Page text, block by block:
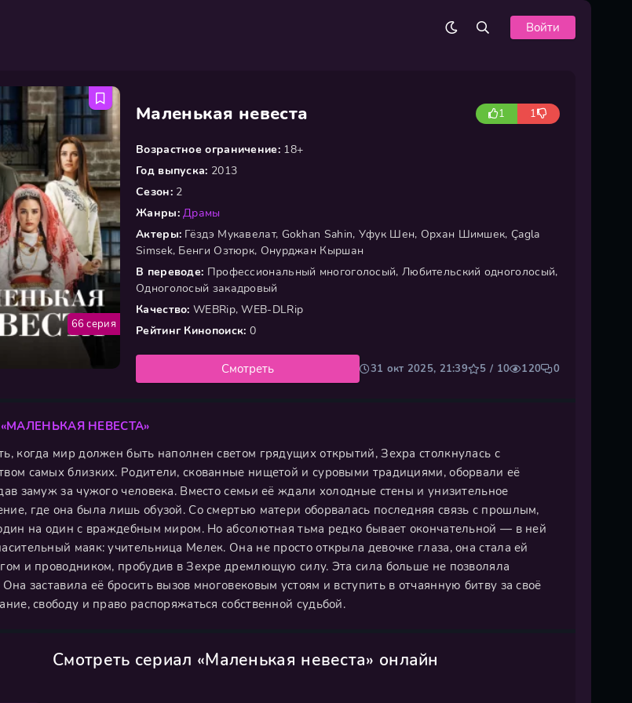
Войти
Маленькая невеста 1 1
Возрастное ограничение:18+
Год выпуска: 2013
Сезон:2
Жанры: Драмы
Актеры: Гёздэ Мукавелат, Gokhan Sahin, Уфук Шен, Орхан Шимшек, Çagla
Simsek, Бенги Озтюрк, Онурджан Кыршан
В переводе: Профессиональный многоголосый, Любительский одноголосый,
Одноголосый закадровый
Качество: WEBRip, WEB-DLRip
Рейтинг Кинопоиск: 0
Смотреть 31 окт 2025, 21:39 5 / 10 120 0
66 серия
НЕВЕСТА»
когда мир должен быть наполнен светом грядущих открытий, Зехра столкнулась с
самых близких. Родители, скованные нищетой и суровыми традициями, оборвали её
замуж за чужого человека. Вместо семьи её ждали холодные стены и унизительное
где она была лишь обузой. Со смертью матери оборвалась последняя связь с прошлым,
на один с враждебным миром. Но абсолютная тьма редко бывает окончательной — в ней
маяк: учительница Мелек. Она не просто открыла девочке глаза, она стала ей
и проводником, пробудив в Зехре дремлющую силу. Эта сила больше не позволяла
Она заставила её бросить вызов многовековым устоям и вступить в отчаянную битву за своё
свободу и право распоряжаться собственной судьбой.
Смотреть сериал «Маленькая невеста» онлайн